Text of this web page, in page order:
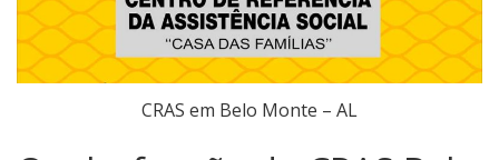
CRAS em Belo Monte – AL